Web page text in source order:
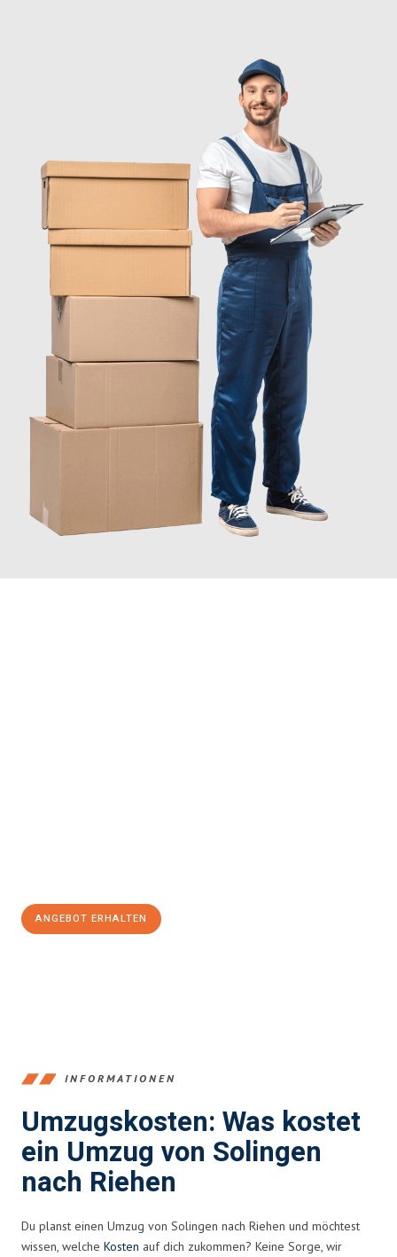
ANGEBOT ERHALTEN
INFORMATIONEN
Umzugskosten: Was kostet
ein Umzug von Solingen
nach Riehen
Du planst einen Umzug von Solingen nach Riehen und möchtest
wissen, welche Kosten auf dich zukommen? Keine Sorge, wir